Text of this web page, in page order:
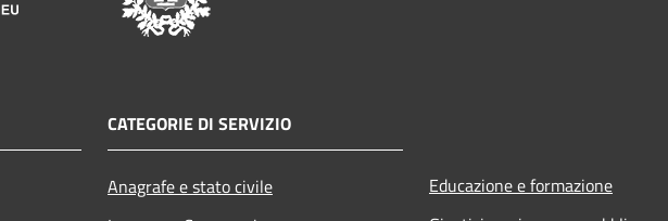
CATEGORIE DI SERVIZIO
Anagrafe e stato civile
Educazione e formazione